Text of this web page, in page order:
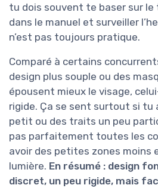
tu dois souvent te baser sur le
dans le manuel et surveiller
n’est pas toujours pratique.
Comparé à certains
design plus souple ou des
épousent mieux le visage,
rigide. Ça se sent surtout si tu
petit ou des traits un peu
pas parfaitement toutes les
avoir des petites zones moins
lumière. En résumé : design
discret, un peu rigide, mais